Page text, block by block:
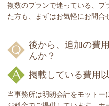
複数のプランで迷っている、プ
た方も、まずはお気軽にお問合
後から、追加の費
んか？
掲載している費用
当事務所は明朗会計をモット